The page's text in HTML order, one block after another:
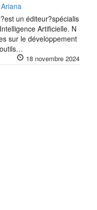
Ariana
un éditeur?spécialis
Artificielle. N
sur le développement
18 novembre 2024